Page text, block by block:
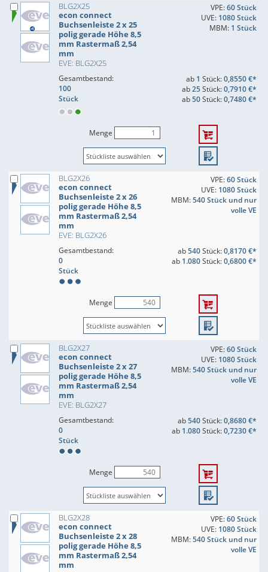
BLG2X25
econ connect
Buchsenleiste 2 x 25
polig gerade Höhe 8,5
mm Rastermaß 2,54
mm
EVE: BLG2X25
VPE:60 Stück
UVE: 1080 Stück
MBM: 1 Stück
Gesamtbestand:
100
Stück
ab 1 Stück:0,8550 €*
ab25Stück:0,7910 €*
ab50Stück:0,7480 €*
Menge
BLG2X26
econ connect
Buchsenleiste 2 x 26
polig gerade Höhe 8,5
mm Rastermaß 2,54
mm
EVE: BLG2X26
VPE:60 Stück
UVE: 1080 Stück
MBM:540 Stück und nur
volle VE
Gesamtbestand:
0
Stück
ab540Stück:0,8170 €*
ab 1.080Stück:0,6800 €*
Menge
BLG2X27
econ connect
Buchsenleiste 2 x 27
polig gerade Höhe 8,5
mm Rastermaß 2,54
mm
EVE: BLG2X27
VPE:60 Stück
UVE: 1080 Stück
MBM:540 Stück und nur
volle VE
Gesamtbestand:
0
Stück
ab540Stück:0,8680 €*
ab 1.080Stück:0,7230 €*
Menge
BLG2X28
econ connect
Buchsenleiste 2 x 28
polig gerade Höhe 8,5
mm Rastermaß 2,54
mm
VPE:60 Stück
UVE: 1080 Stück
MBM:540 Stück und nur
volle VE